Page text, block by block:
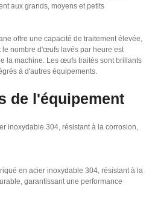
aux grands, moyens et petits
offre une capacité de traitement élevée,
nombre d'œufs lavés par heure est
la machine. Les œufs traités sont brillants
à d'autres équipements.
de l'équipement
inoxydable 304, résistant à la corrosion,
en acier inoxydable 304, résistant à la
garantissant une performance